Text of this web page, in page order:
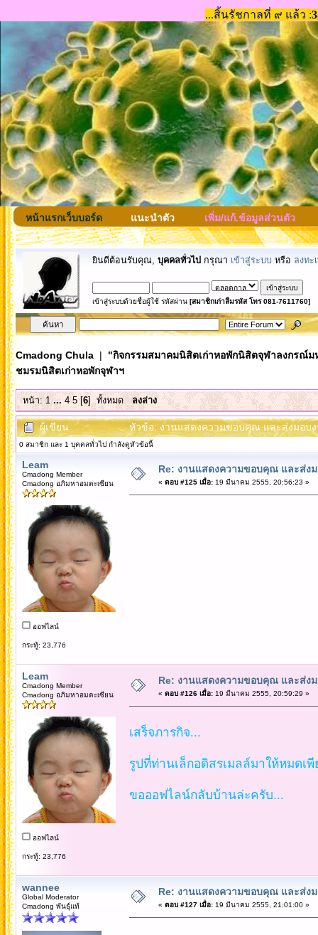
หน้าแรกเว็บบอร์ด แนะนำตัว เพิ่ม/แก้.ข้อมูลส่วนตัว
ยินดีต้อนรับคุณ, บุคคลทั่วไป กรุณา เข้าสู่ระบบ หรือ ลงทะ
เข้าสู่ระบบด้วยชื่อผู้ใช้ รหัสผ่าน [สมาชิกเก่าลืมรหัส โทร 081-7611760]
Cmadong Chula| "กิจกรรมสมาคมนิสิตเก่าหอพักนิสิตจุฬาลงกรณ์ม
ชมรมนิสิตเก่าหอพักจุฬาฯ
หน้า:1 ... 4 5[6] ทั้งหมด ลงล่าง
ผู้เขียน หัวข้อ: งานแสดงความขอบคุณ และส่งมอบ
0 สมาชิก และ 1 บุคคลทั่วไป กำลังดูหัวข้อนี้
Leam
Cmadong Member
Cmadong อภิมหาอมตะเซียน
ออฟไลน์
กระทู้: 23,776
Re: งานแสดงความขอบคุณ และส่ง
« ตอบ #125 เมื่อ:19 มีนาคม 2555, 20:56:23 »
Leam
Cmadong Member
Cmadong อภิมหาอมตะเซียน
ออฟไลน์
กระทู้: 23,776
Re: งานแสดงความขอบคุณ และส่ง
« ตอบ #126 เมื่อ:19 มีนาคม 2555, 20:59:29 »
เสร็จภารกิจ...
รูปที่ท่านเล็กอดิสรเมลล์มาให้หมดเพี
ขอออฟไลน์กลับบ้านล่ะครับ...
wannee
Global Moderator
Cmadong พันธุ์แท้
Re: งานแสดงความขอบคุณ และส่ง
« ตอบ #127 เมื่อ:19 มีนาคม 2555, 21:01:00 »